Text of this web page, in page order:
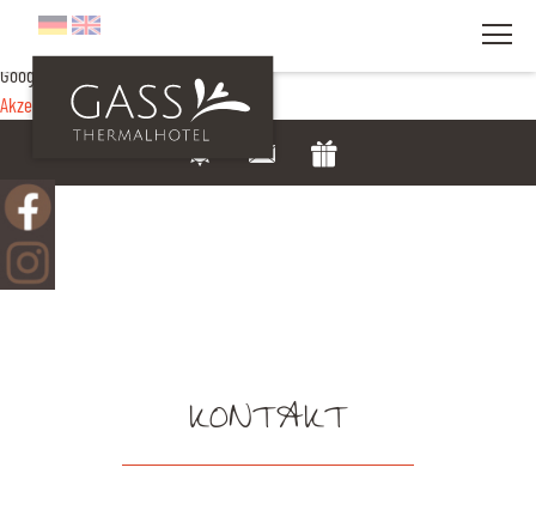
Google Maps
Wenn Sie Google Maps nutzen möchten müssen Sie den Datenaustausch zu
Google akzeptieren!
Akzeptieren
Einstellungen
KONTAKT